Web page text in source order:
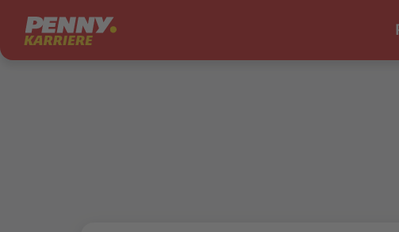
Zum Inhalt springen